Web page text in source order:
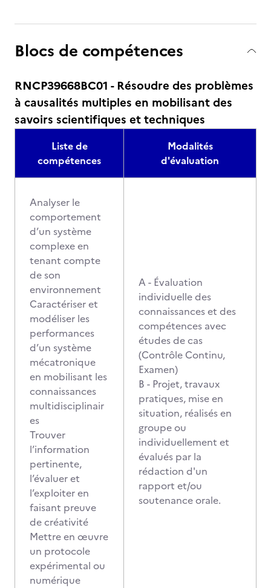
Blocs de compétences
RNCP39668BC01 - Résoudre des problèmes
à causalités multiples en mobilisant des
savoirs scientifiques et techniques
Liste de
compétences
Modalités
d'évaluation
Analyser le
comportement
d’un système
complexe en
tenant compte
de son
environnement
Caractériser et
modéliser les
performances
d’un système
mécatronique
en mobilisant les
connaissances
multidisciplinair
es
Trouver
l’information
pertinente,
l’évaluer et
l’exploiter en
faisant preuve
de créativité
Mettre en œuvre
un protocole
expérimental ou
numérique
A - Évaluation
individuelle des
connaissances et des
compétences avec
études de cas
(Contrôle Continu,
Examen)
B - Projet, travaux
pratiques, mise en
situation, réalisés en
groupe ou
individuellement et
évalués par la
rédaction d'un
rapport et/ou
soutenance orale.